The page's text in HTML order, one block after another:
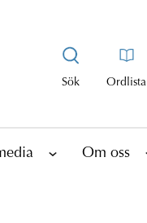
Sök Ordlista
Om oss